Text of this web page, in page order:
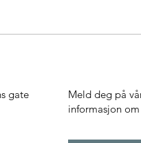
gate
Meld deg på
informasjon